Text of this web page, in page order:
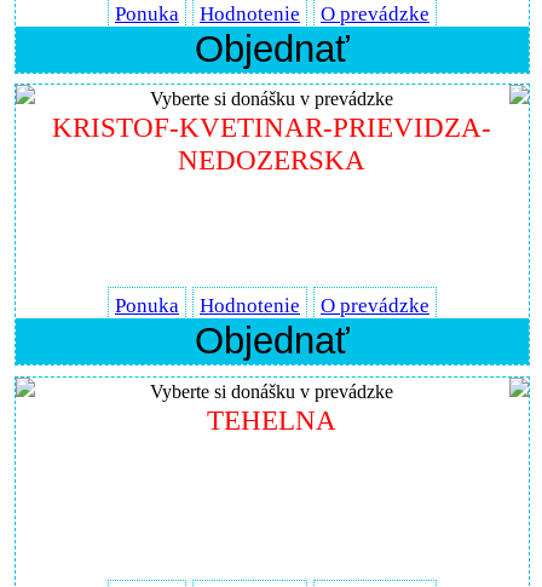
Ponuka Hodnotenie O prevádzke
Objednať
Vyberte si donášku v prevádzke
KRISTOF-KVETINAR-PRIEVIDZA-
NEDOZERSKA
Ponuka Hodnotenie O prevádzke
Objednať
Vyberte si donášku v prevádzke
TEHELNA